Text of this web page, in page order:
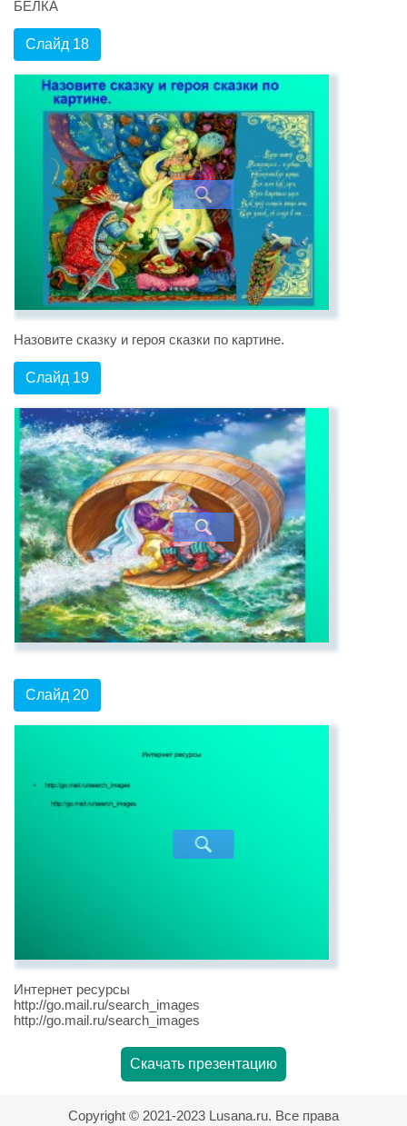
БЕЛКА
Слайд 18
Назовите сказку и героя сказки по картине.
Слайд 19
Слайд 20
Интернет ресурсы
http://go.mail.ru/search_images
http://go.mail.ru/search_images
Скачать презентацию
Copyright © 2021-2023 Lusana.ru. Все права